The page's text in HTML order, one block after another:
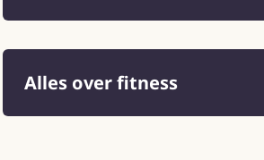
Alles over fitness